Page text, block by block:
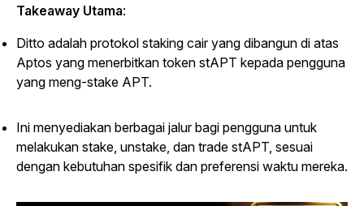
Takeaway Utama:
Ditto adalah protokol staking cair yang dibangun di atas
Aptos yang menerbitkan token stAPT kepada pengguna
yang meng-stake APT.
Ini menyediakan berbagai jalur bagi pengguna untuk
melakukan stake, unstake, dan trade stAPT, sesuai
dengan kebutuhan spesifik dan preferensi waktu mereka.